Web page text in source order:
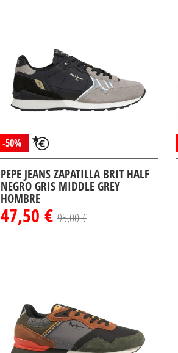
-50%
PEPE JEANS ZAPATILLA BRIT HALF
NEGRO GRIS MIDDLE GREY
HOMBRE
47,50 € 95,00 €